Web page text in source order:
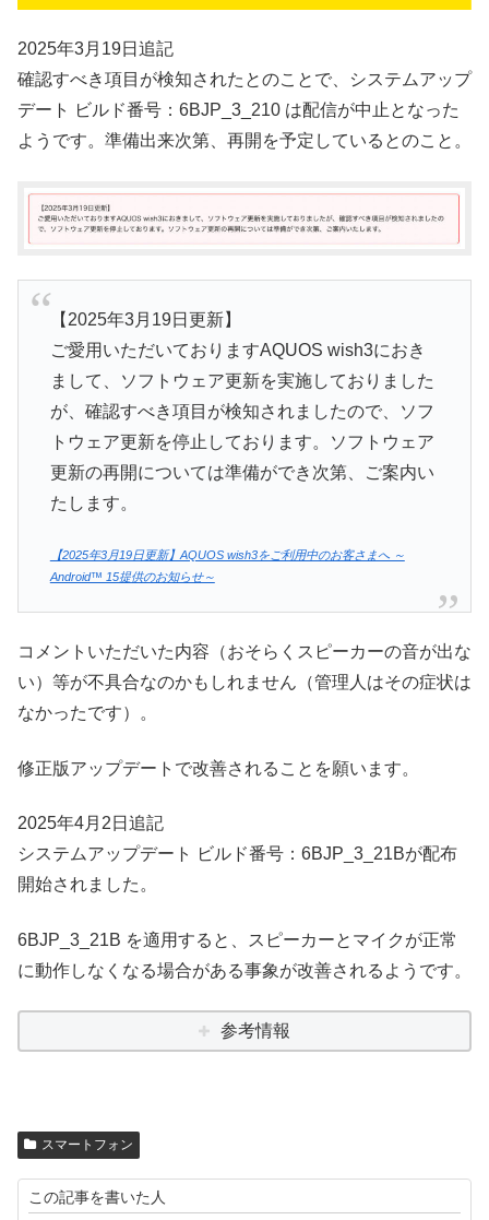
2025年3月19日追記
確認すべき項目が検知されたとのことで、システムアップ
デート ビルド番号：6BJP_3_210 は配信が中止となった
ようです。準備出来次第、再開を予定しているとのこと。
【2025年3月19日更新】
ご愛用いただいておりますAQUOS wish3におき
まして、ソフトウェア更新を実施しておりました
が、確認すべき項目が検知されましたので、ソフ
トウェア更新を停止しております。ソフトウェア
更新の再開については準備ができ次第、ご案内い
たします。
【2025年3月19日更新】AQUOS wish3をご利用中のお客さまへ ～
Android™ 15提供のお知らせ～
コメントいただいた内容（おそらくスピーカーの音が出な
い）等が不具合なのかもしれません（管理人はその症状は
なかったです）。
修正版アップデートで改善されることを願います。
2025年4月2日追記
システムアップデート ビルド番号：6BJP_3_21Bが配布
開始されました。
6BJP_3_21B を適用すると、スピーカーとマイクが正常
に動作しなくなる場合がある事象が改善されるようです。
参考情報
スマートフォン
この記事を書いた人